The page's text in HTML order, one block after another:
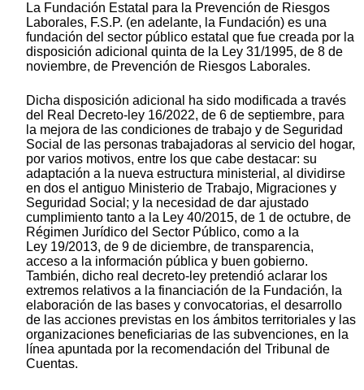
La Fundación Estatal para la Prevención de Riesgos
Laborales, F.S.P. (en adelante, la Fundación) es una
fundación del sector público estatal que fue creada por la
disposición adicional quinta de la Ley 31/1995, de 8 de
noviembre, de Prevención de Riesgos Laborales.
Dicha disposición adicional ha sido modificada a través
del Real Decreto-ley 16/2022, de 6 de septiembre, para
la mejora de las condiciones de trabajo y de Seguridad
Social de las personas trabajadoras al servicio del hogar,
por varios motivos, entre los que cabe destacar: su
adaptación a la nueva estructura ministerial, al dividirse
en dos el antiguo Ministerio de Trabajo, Migraciones y
Seguridad Social; y la necesidad de dar ajustado
cumplimiento tanto a la Ley 40/2015, de 1 de octubre, de
Régimen Jurídico del Sector Público, como a la
Ley 19/2013, de 9 de diciembre, de transparencia,
acceso a la información pública y buen gobierno.
También, dicho real decreto-ley pretendió aclarar los
extremos relativos a la financiación de la Fundación, la
elaboración de las bases y convocatorias, el desarrollo
de las acciones previstas en los ámbitos territoriales y las
organizaciones beneficiarias de las subvenciones, en la
línea apuntada por la recomendación del Tribunal de
Cuentas.